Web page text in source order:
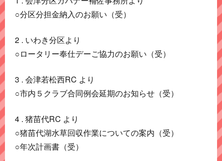
○分区分担金納入のお願い（受）
2 . いわき分区より
○ロータリー奉仕デーご協力のお願い（受）
3 . 会津若松西RC より
○市内５クラブ合同例会延期のお知らせ（受）
4 . 猪苗代RC より
○猪苗代湖水草回収作業についての案内（受）
○年次計画書（受）